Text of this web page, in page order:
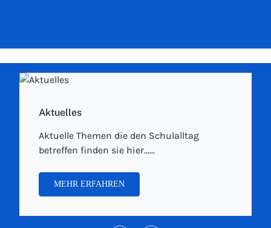
Aktuelles
Aktuelle Themen die den Schulalltag
betreffen finden sie hier......
MEHR ERFAHREN